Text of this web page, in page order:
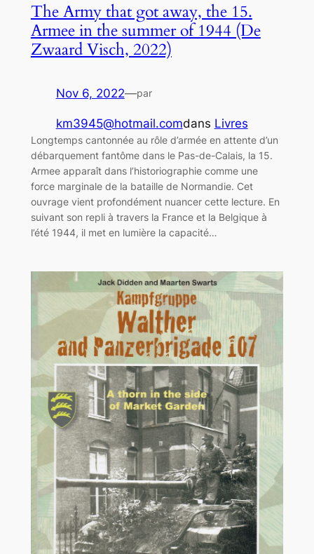
The Army that got away, the 15.
Armee in the summer of 1944 (De
Zwaard Visch, 2022)
Nov 6, 2022—par
km3945@hotmail.comdans Livres
Longtemps cantonnée au rôle d’armée en attente d’un
débarquement fantôme dans le Pas-de-Calais, la 15.
Armee apparaît dans l’historiographie comme une
force marginale de la bataille de Normandie. Cet
ouvrage vient profondément nuancer cette lecture. En
suivant son repli à travers la France et la Belgique à
l’été 1944, il met en lumière la capacité…